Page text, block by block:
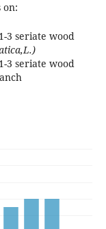
on:
3 seriate wood
3 seriate wood